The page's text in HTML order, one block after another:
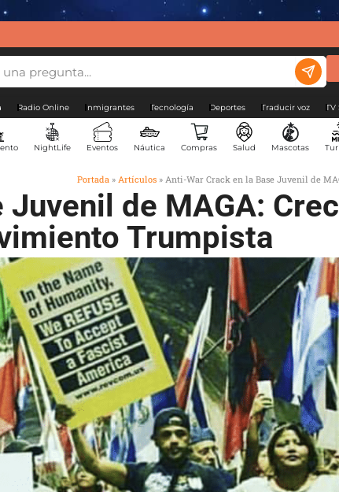
Radio Online Inmigrantes Tecnología Deportes Traducir voz TV
NightLife Eventos Náutica Compras Salud Mascotas
Portada » Artículos » Anti-War Crack en la Base Juvenil de
de MAGA:
Trumpista